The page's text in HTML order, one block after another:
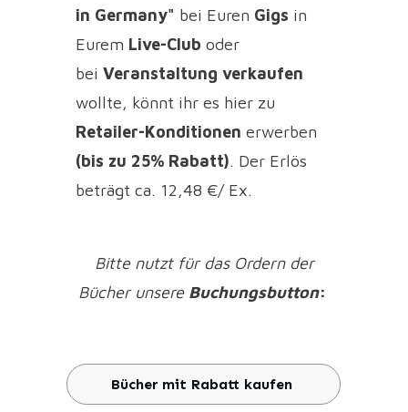
in Germany" bei Euren Gigs in
Eurem Live-Cluboder
beiVeranstaltung verkaufen
wollte, könnt ihr es hier zu
Retailer-Konditionen erwerben
(bis zu 25% Rabatt). Der Erlös
beträgt ca. 12,48 €/ Ex.
Bitte nutzt für das Ordern der
Bücher unsere Buchungsbutton:
Bücher mit Rabatt kaufen